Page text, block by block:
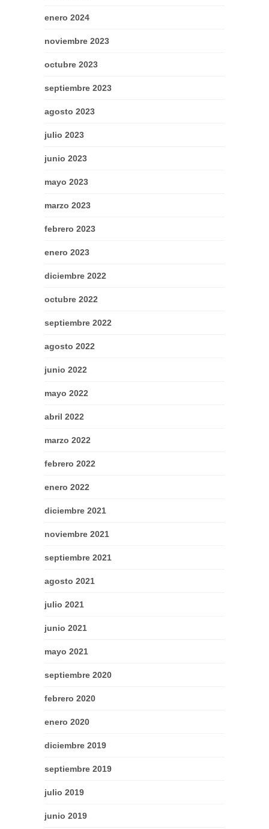
enero 2024
noviembre 2023
octubre 2023
septiembre 2023
agosto 2023
julio 2023
junio 2023
mayo 2023
marzo 2023
febrero 2023
enero 2023
diciembre 2022
octubre 2022
septiembre 2022
agosto 2022
junio 2022
mayo 2022
abril 2022
marzo 2022
febrero 2022
enero 2022
diciembre 2021
noviembre 2021
septiembre 2021
agosto 2021
julio 2021
junio 2021
mayo 2021
septiembre 2020
febrero 2020
enero 2020
diciembre 2019
septiembre 2019
julio 2019
junio 2019